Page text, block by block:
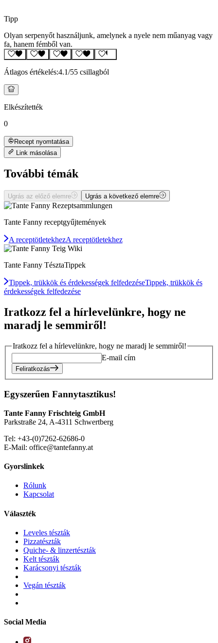
Tipp
Olyan serpenyőt használjunk, amelynek a nyele nem műanyag vagy
fa, hanem fémből van.
Átlagos értékelés:4.1/55 csillagból
Elkészítették
0
Recept nyomtatása
Link másolása
További témák
Ugrás az előző elemre Ugrás a következő elemre
Tante Fanny receptgyűjtemények
A receptötletekhezA receptötletekhez
Tante Fanny TésztaTippek
Tippek, trükkök és érdekességek felfedezéseTippek, trükkök és
érdekességek felfedezése
Iratkozz fel a hírlevelünkre, hogy ne
maradj le semmiről!
Iratkozz fel a hírlevelünkre, hogy ne maradj le semmiről!
E-mail cím
Feliratkozás
Egyszerűen Fannytasztikus!
Tante Fanny Frischteig GmbH
Parkstraße 24, A-4311 Schwertberg
Tel: +43-(0)7262-62686-0
E-Mail: office@tantefanny.at
Gyorslinkek
Rólunk
Kapcsolat
Választék
Leveles tészták
Pizzatészták
Quiche- & linzertészták
Kelt tészták
Karácsonyi tészták
Vegán tészták
Social Media